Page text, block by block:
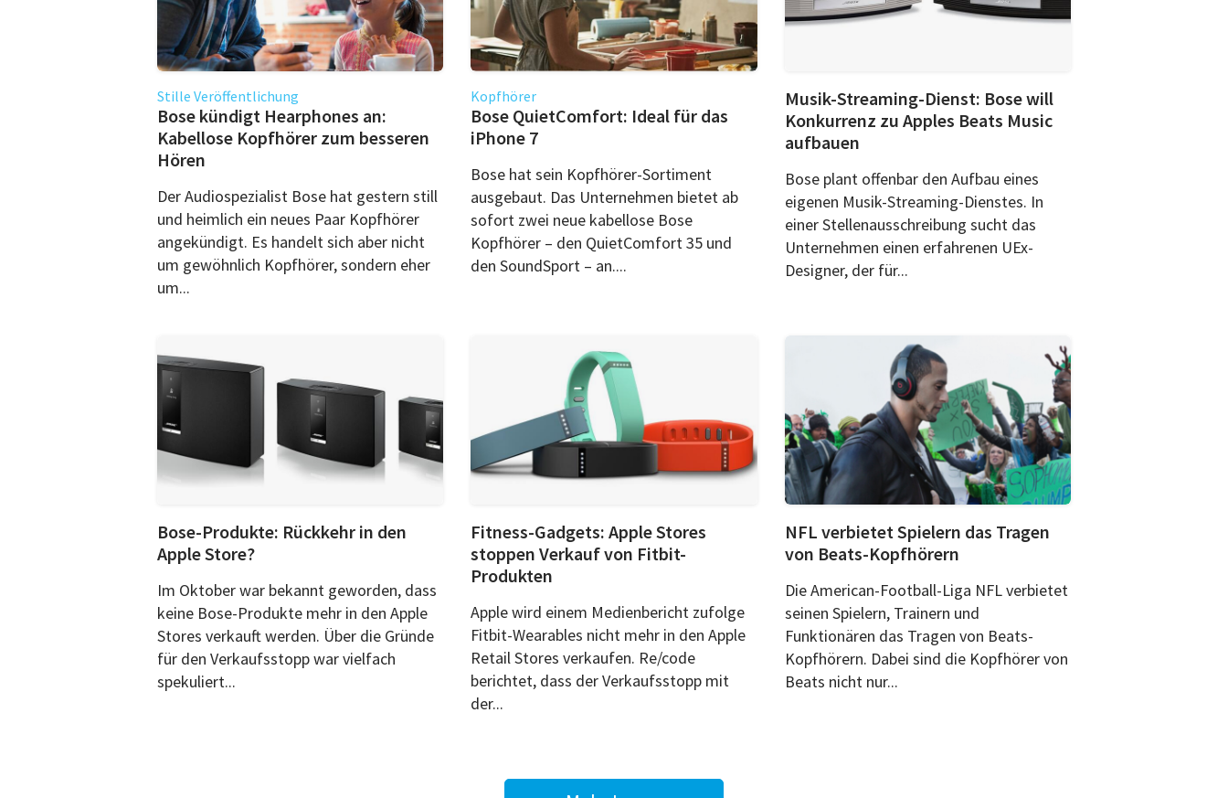
Stille Veröffentlichung
Bose kündigt Hearphones an:
Kabellose Kopfhörer zum besseren
Hören
Der Audiospezialist Bose hat gestern still
und heimlich ein neues Paar Kopfhörer
angekündigt. Es handelt sich aber nicht
um gewöhnlich Kopfhörer, sondern eher
um...
Kopfhörer
Bose QuietComfort: Ideal für das
iPhone 7
Bose hat sein Kopfhörer-Sortiment
ausgebaut. Das Unternehmen bietet ab
sofort zwei neue kabellose Bose
Kopfhörer – den QuietComfort 35 und
den SoundSport – an....
Musik-Streaming-Dienst: Bose will
Konkurrenz zu Apples Beats Music
aufbauen
Bose plant offenbar den Aufbau eines
eigenen Musik-Streaming-Dienstes. In
einer Stellenausschreibung sucht das
Unternehmen einen erfahrenen UEx-
Designer, der für...
Bose-Produkte: Rückkehr in den
Apple Store?
Im Oktober war bekannt geworden, dass
keine Bose-Produkte mehr in den Apple
Stores verkauft werden. Über die Gründe
für den Verkaufsstopp war vielfach
spekuliert...
Fitness-Gadgets: Apple Stores
stoppen Verkauf von Fitbit-
Produkten
Apple wird einem Medienbericht zufolge
Fitbit-Wearables nicht mehr in den Apple
Retail Stores verkaufen. Re/code
berichtet, dass der Verkaufsstopp mit
der...
NFL verbietet Spielern das Tragen
von Beats-Kopfhörern
Die American-Football-Liga NFL verbietet
seinen Spielern, Trainern und
Funktionären das Tragen von Beats-
Kopfhörern. Dabei sind die Kopfhörer von
Beats nicht nur...